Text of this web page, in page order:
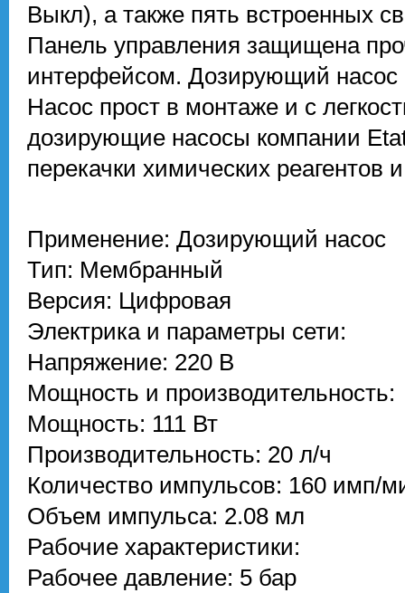
Выкл), а также пять встроенных
Панель управления защищена
интерфейсом. Дозирующий насос
Насос прост в монтаже и с
дозирующие насосы компании
перекачки химических реагентов
Применение: Дозирующий насос
Тип: Мембранный
Версия: Цифровая
Электрика и параметры сети:
Напряжение: 220 В
Мощность и производительность:
Мощность: 111 Вт
Производительность: 20 л/ч
Количество импульсов: 160 имп/
Объем импульса: 2.08 мл
Рабочие характеристики:
Рабочее давление: 5 бар